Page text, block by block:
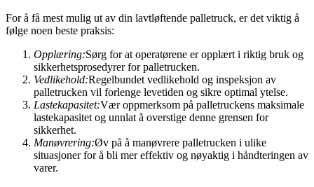
For å få mest mulig ut av din lavtløftende palletruck, er det viktig å
følge noen beste praksis:
Opplæring:Sørg for at operatørene er opplært i riktig bruk og
sikkerhetsprosedyrer for palletrucken.
Vedlikehold:Regelbundet vedlikehold og inspeksjon av
palletrucken vil forlenge levetiden og sikre optimal ytelse.
Lastekapasitet:Vær oppmerksom på palletruckens maksimale
lastekapasitet og unnlat å overstige denne grensen for
sikkerhet.
Manøvrering:Øv på å manøvrere palletrucken i ulike
situasjoner for å bli mer effektiv og nøyaktig i håndteringen av
varer.